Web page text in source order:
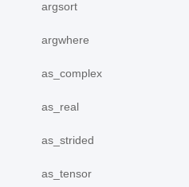
argsort
argwhere
as_complex
as_real
as_strided
as_tensor